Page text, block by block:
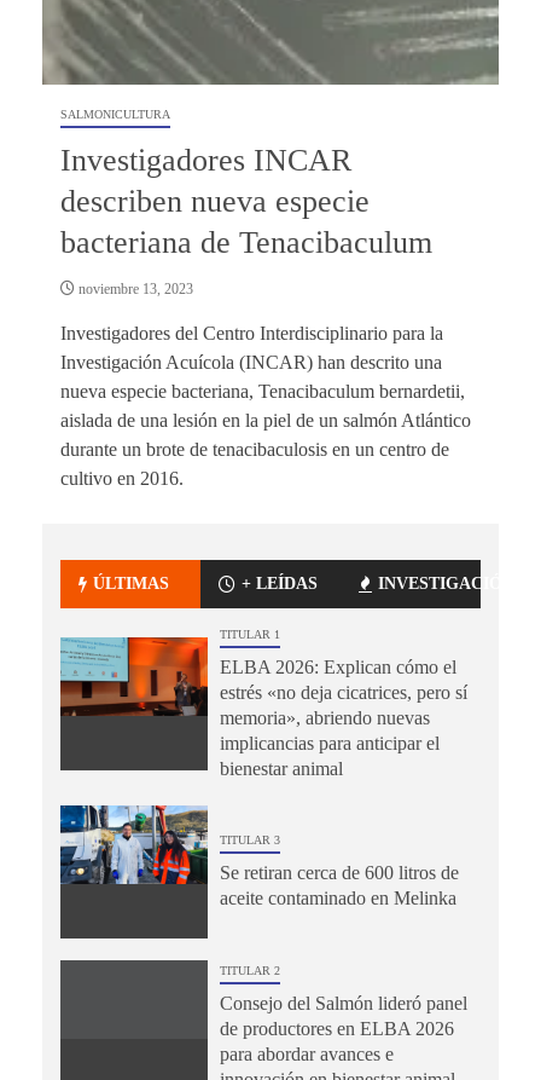
SALMONICULTURA
Investigadores INCAR
describen nueva especie
bacteriana de Tenacibaculum
noviembre 13, 2023
Investigadores del Centro Interdisciplinario para la
Investigación Acuícola (INCAR) han descrito una
nueva especie bacteriana, Tenacibaculum bernardetii,
aislada de una lesión en la piel de un salmón Atlántico
durante un brote de tenacibaculosis en un centro de
cultivo en 2016.
ÚLTIMAS + LEÍDAS INVESTIGACIÓN
TITULAR 1
ELBA 2026: Explican cómo el
estrés «no deja cicatrices, pero sí
memoria», abriendo nuevas
implicancias para anticipar el
bienestar animal
TITULAR 3
Se retiran cerca de 600 litros de
aceite contaminado en Melinka
TITULAR 2
Consejo del Salmón lideró panel
de productores en ELBA 2026
para abordar avances e